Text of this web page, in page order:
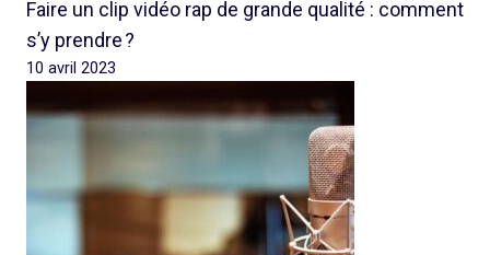
Faire un clip vidéo rap de grande qualité : comment
s’y prendre ?
10 avril 2023